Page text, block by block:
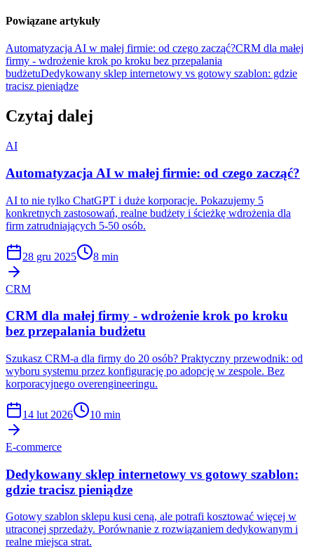
Powiązane artykuły
Automatyzacja AI w małej firmie: od czego zacząć?CRM dla małej
firmy - wdrożenie krok po kroku bez przepalania
budżetuDedykowany sklep internetowy vs gotowy szablon: gdzie
tracisz pieniądze
Czytaj dalej
AI
Automatyzacja AI w małej firmie: od czego zacząć?
AI to nie tylko ChatGPT i duże korporacje. Pokazujemy 5
konkretnych zastosowań, realne budżety i ścieżkę wdrożenia dla
firm zatrudniających 5-50 osób.
28 gru 2025 8 min
CRM
CRM dla małej firmy - wdrożenie krok po kroku
bez przepalania budżetu
Szukasz CRM-a dla firmy do 20 osób? Praktyczny przewodnik: od
wyboru systemu przez konfigurację po adopcję w zespole. Bez
korporacyjnego overengineeringu.
14 lut 2026 10 min
E-commerce
Dedykowany sklep internetowy vs gotowy szablon:
gdzie tracisz pieniądze
Gotowy szablon sklepu kusi ceną, ale potrafi kosztować więcej w
utraconej sprzedaży. Porównanie z rozwiązaniem dedykowanym i
realne miejsca strat.